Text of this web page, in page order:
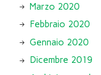
Marzo 2020
Febbraio 2020
Gennaio 2020
Dicembre 2019